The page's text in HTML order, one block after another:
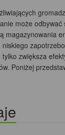
może
zwiększa
Poniżej